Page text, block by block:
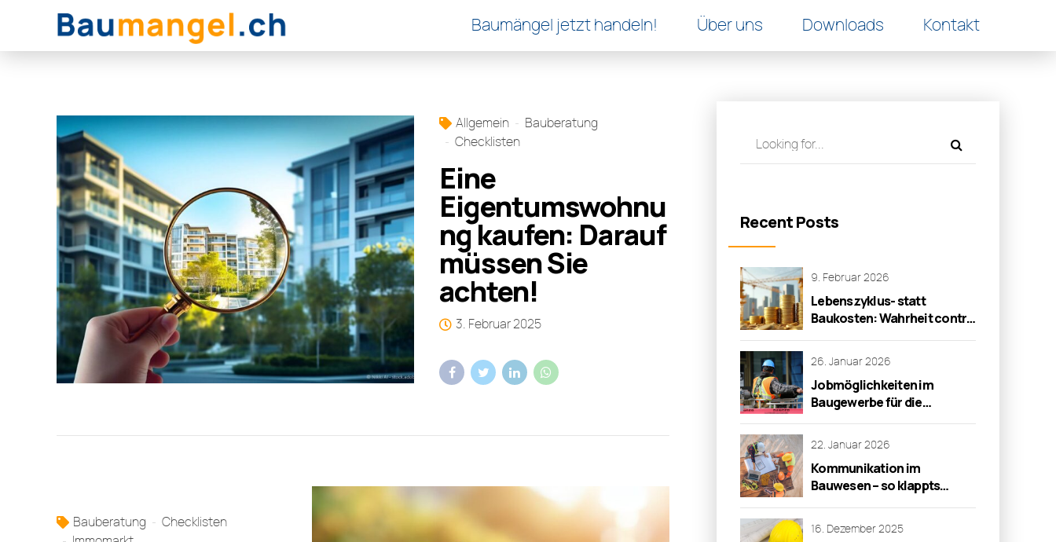
Baumängel jetzt handeln! Über uns Downloads Kontakt
Allgemein
Bauberatung
Checklisten
Eine
Eigentumswohnu
ng kaufen: Darauf
müssen Sie
achten!
3. Februar 2025
Bauberatung
Checklisten
Recent Posts
9. Februar 2026
Lebenszyklus- statt
Baukosten: Wahrheit contra
26. Januar 2026
Jobmöglichkeiten im
Baugewerbe für die
Generation 50 plus
22. Januar 2026
Kommunikation im
Bauwesen – so klappts
16. Dezember 2025